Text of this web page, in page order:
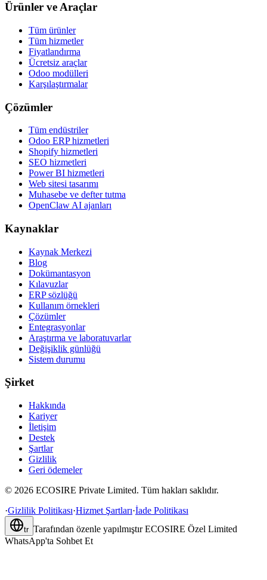
Ürünler ve Araçlar
Tüm ürünler
Tüm hizmetler
Fiyatlandırma
Ücretsiz araçlar
Odoo modülleri
Karşılaştırmalar
Çözümler
Tüm endüstriler
Odoo ERP hizmetleri
Shopify hizmetleri
SEO hizmetleri
Power BI hizmetleri
Web sitesi tasarımı
Muhasebe ve defter tutma
OpenClaw AI ajanları
Kaynaklar
Kaynak Merkezi
Blog
Dokümantasyon
Kılavuzlar
ERP sözlüğü
Kullanım örnekleri
Çözümler
Entegrasyonlar
Araştırma ve laboratuvarlar
Değişiklik günlüğü
Sistem durumu
Şirket
Hakkında
Kariyer
İletişim
Destek
Şartlar
Gizlilik
Geri ödemeler
© 2026 ECOSIRE Private Limited. Tüm hakları saklıdır.
·Gizlilik Politikası·Hizmet Şartları·İade Politikası
tr Tarafından özenle yapılmıştır ECOSIRE Özel Limited
WhatsApp'ta Sohbet Et